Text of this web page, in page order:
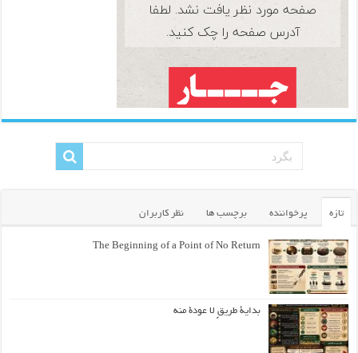
تازه پرخواننده برچسب ها نظر کاربران
The Beginning of a Point of No Return
بداية طريقٍ لا عودة منه